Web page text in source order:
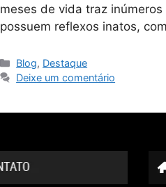
meses de vida traz
possuem reflexos inatos,
Blog, Destaque
Deixe um comentário